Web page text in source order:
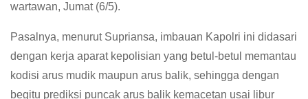
wartawan, Jumat (6/5).
Pasalnya, menurut Supriansa, imbauan Kapolri ini didasari
dengan kerja aparat kepolisian yang betul-betul memantau
kodisi arus mudik maupun arus balik, sehingga dengan
begitu prediksi puncak arus balik kemacetan usai libur